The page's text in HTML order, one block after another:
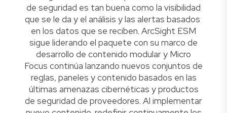
de seguridad es tan buena como la visibilidad
que se le da y el análisis y las alertas basados ​​
en los datos que se reciben. ArcSight ESM
sigue liderando el paquete con su marco de
desarrollo de contenido modular y Micro
Focus continúa lanzando nuevos conjuntos de
reglas, paneles y contenido basados ​​en las
últimas amenazas cibernéticas y productos
de seguridad de proveedores. Al implementar